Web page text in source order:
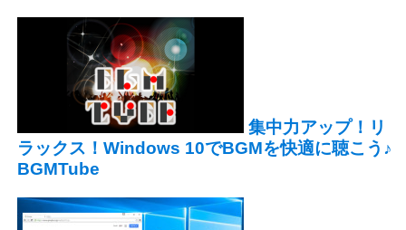
集中力アップ！リ
ラックス！Windows 10でBGMを快適に聴こう♪
BGMTube